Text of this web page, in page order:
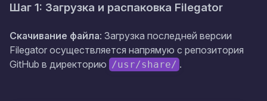
Шаг 1: Загрузка и распаковка Filegator
Скачивание файла: Загрузка последней версии
Filegator осуществляется напрямую с репозитория
GitHub в директорию /usr/share/ .